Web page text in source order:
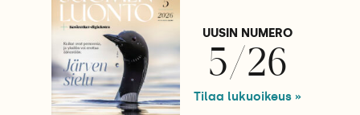
UUSIN NUMERO
5/26
Tilaa lukuoikeus »